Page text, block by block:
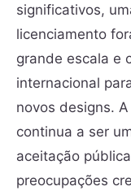
significativos,
licenciamento
grande escala e
internacional
novos designs.
continua a ser
aceitação
preocupações